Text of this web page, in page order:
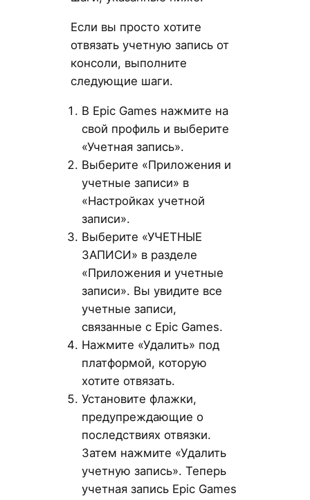
Если вы просто хотите
отвязать учетную запись от
консоли, выполните
следующие шаги.
В Epic Games нажмите на
свой профиль и выберите
«Учетная запись».
Выберите «Приложения и
учетные записи» в
«Настройках учетной
записи».
Выберите «УЧЕТНЫЕ
ЗАПИСИ» в разделе
«Приложения и учетные
записи». Вы увидите все
учетные записи,
связанные с Epic Games.
Нажмите «Удалить» под
платформой, которую
хотите отвязать.
Установите флажки,
предупреждающие о
последствиях отвязки.
Затем нажмите «Удалить
учетную запись». Теперь
учетная запись Epic Games